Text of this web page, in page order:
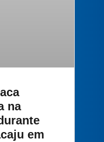
na
em